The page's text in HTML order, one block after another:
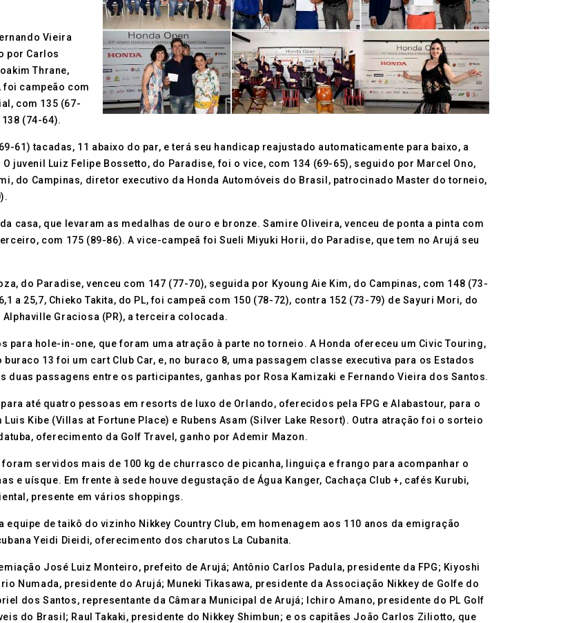
Vieira
por Carlos
Thrane,
foi campeão com
com 135 (67-
(74-64).
61) tacadas, 11 abaixo do par, e terá seu handicap reajustado automaticamente para baixo, a
juvenil Luiz Felipe Bossetto, do Paradise, foi o vice, com 134 (69-65), seguido por Marcel Ono,
do Campinas, diretor executivo da Honda Automóveis do Brasil, patrocinado Master do torneio,
casa, que levaram as medalhas de ouro e bronze. Samire Oliveira, venceu de ponta a pinta com
com 175 (89-86). A vice-campeã foi Sueli Miyuki Horii, do Paradise, que tem no Arujá seu
do Paradise, venceu com 147 (77-70), seguida por Kyoung Aie Kim, do Campinas, com 148 (73-
a 25,7, Chieko Takita, do PL, foi campeã com 150 (78-72), contra 152 (73-79) de Sayuri Mori, do
Graciosa (PR), a terceira colocada.
para hole-in-one, que foram uma atração à parte no torneio. A Honda ofereceu um Civic Touring,
13 foi um cart Club Car, e, no buraco 8, uma passagem classe executiva para os Estados
duas passagens entre os participantes, ganhas por Rosa Kamizaki e Fernando Vieira dos Santos.
até quatro pessoas em resorts de luxo de Orlando, oferecidos pela FPG e Alabastour, para o
Kibe (Villas at Fortune Place) e Rubens Asam (Silver Lake Resort). Outra atração foi o sorteio
oferecimento da Golf Travel, ganho por Ademir Mazon.
servidos mais de 100 kg de churrasco de picanha, linguiça e frango para acompanhar o
e uísque. Em frente à sede houve degustação de Água Kanger, Cachaça Club +, cafés Kurubi,
presente em vários shoppings.
de taikô do vizinho Nikkey Country Club, em homenagem aos 110 anos da emigração
Yeidi Dieidi, oferecimento dos charutos La Cubanita.
José Luiz Monteiro, prefeito de Arujá; Antônio Carlos Padula, presidente da FPG; Kiyoshi
Numada, presidente do Arujá; Muneki Tikasawa, presidente da Associação Nikkey de Golfe do
dos Santos, representante da Câmara Municipal de Arujá; Ichiro Amano, presidente do PL Golf
do Brasil; Raul Takaki, presidente do Nikkey Shimbun; e os capitães João Carlos Ziliotto, que